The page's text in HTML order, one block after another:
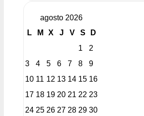
agosto 2026
L
M X J V S
D
1
2
3
4 5 6 7 8
9
10 11 12 13 14 15 16
17 18 19 20 21 22 23
24 25 26 27 28 29 30